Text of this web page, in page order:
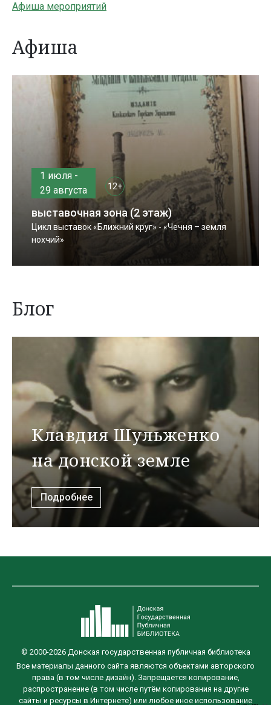
Афиша мероприятий
Афиша
1 июля -
29 августа
12+
выставочная зона (2 этаж)
Цикл выставок «Ближний круг» - «Чечня – земля
нохчий»
Блог
Клавдия Шульженко
на донской земле
Подробнее
© 2000-2026 Донская государственная публичная библиотека
Все материалы данного сайта являются объектами авторского
права (в том числе дизайн). Запрещается копирование,
распространение (в том числе путём копирования на другие
сайты и ресурсы в Интернете) или любое иное использование